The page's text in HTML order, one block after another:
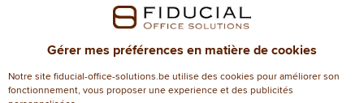
- Dos 15 cm - Bleu - Fiducial
Référence : 12960006
Gérer mes préférences en matière de cookies
Notre site fiducial-office-solutions.be utilise des cookies pour améliorer son
fonctionnement, vous proposer une experience et des publicités